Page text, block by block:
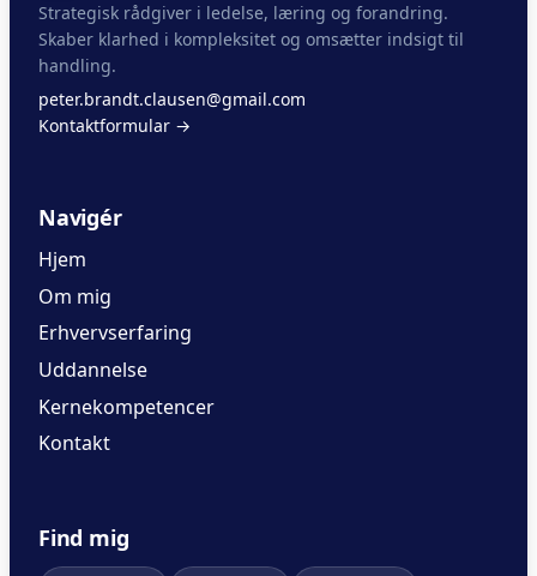
Strategisk rådgiver i ledelse, læring og forandring.
Skaber klarhed i kompleksitet og omsætter indsigt til
handling.
peter.brandt.clausen@gmail.com
Kontaktformular →
Navigér
Hjem
Om mig
Erhvervserfaring
Uddannelse
Kernekompetencer
Kontakt
Find mig